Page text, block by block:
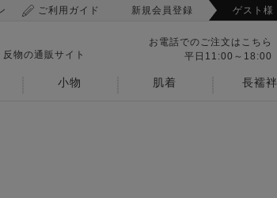
ご利用ガイド 新規会員登録 ゲスト様
物の通販サイト
お電話でのご注文はこちら
平日11:00～18:00
小物 肌着
長襦袢